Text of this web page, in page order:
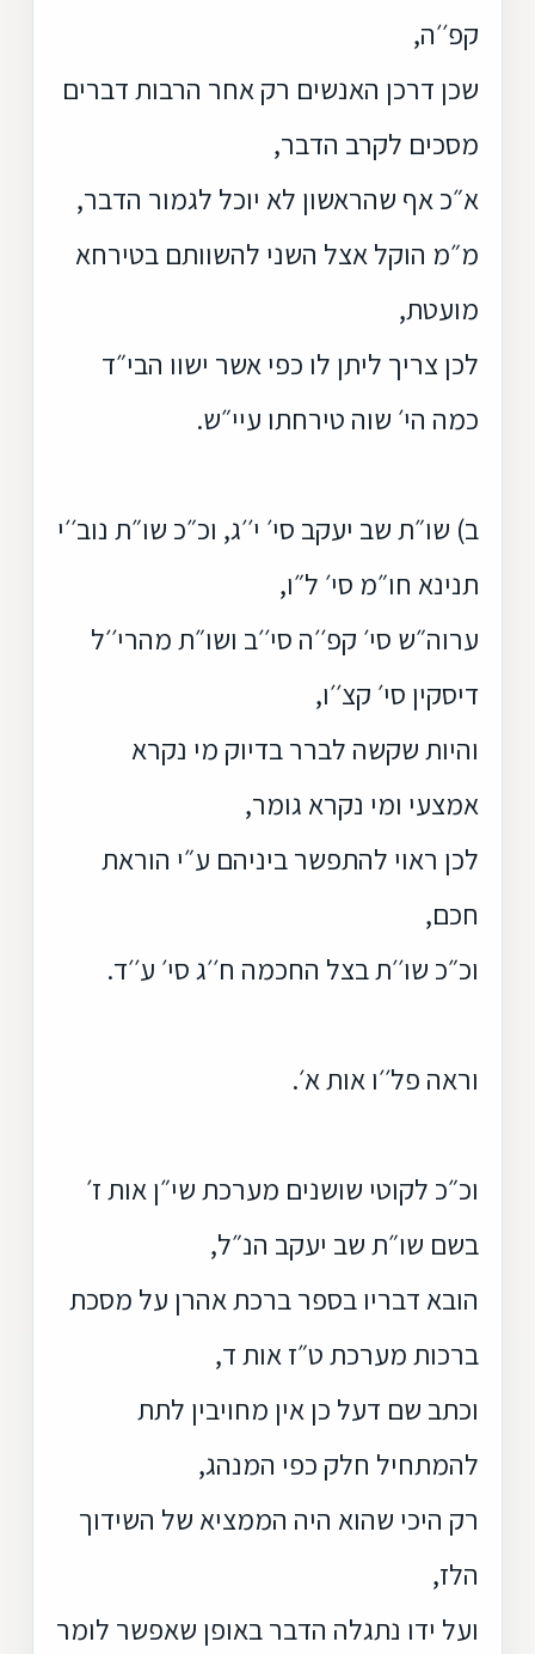
קפ׳׳ה,
שכן דרכן האנשים רק אחר הרבות דברים
מסכים לקרב הדבר,
א״כ אף שהראשון לא יוכל לגמור הדבר,
מ״מ הוקל אצל השני להשוותם בטירחא
מועטת,
לכן צריך ליתן לו כפי אשר ישוו הבי״ד
כמה הי׳ שוה טירחתו עיי״ש.
ב) שו״ת שב יעקב סי׳ י׳׳ג, וכ״כ שו״ת נוב׳׳י
תנינא חו״מ סי׳ ל״ו,
ערוה״ש סי׳ קפ׳׳ה סי׳׳ב ושו״ת מהרי׳׳ל
דיסקין סי׳ קצ׳׳ו,
והיות שקשה לברר בדיוק מי נקרא
אמצעי ומי נקרא גומר,
לכן ראוי להתפשר ביניהם ע״י הוראת
חכם,
וכ״כ שו׳׳ת בצל החכמה ח׳׳ג סי׳ ע׳׳ד.
וראה פל׳׳ו אות א׳.
וכ״כ לקוטי שושנים מערכת שי״ן אות ז׳
בשם שו״ת שב יעקב הנ״ל,
הובא דבריו בספר ברכת אהרן על מסכת
ברכות מערכת ט״ז אות ד,
וכתב שם דעל כן אין מחויבין לתת
להמתחיל חלק כפי המנהג,
רק היכי שהוא היה הממציא של השידוך
הלז,
ועל ידו נתגלה הדבר באופן שאפשר לומר